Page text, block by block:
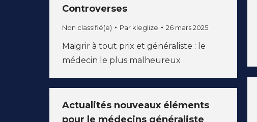
Controverses
Non classifié(e) Par kleglize 26 mars 2025
Maigrir à tout prix et généraliste : le
médecin le plus malheureux
Actualités nouveaux éléments
pour le médecins généraliste